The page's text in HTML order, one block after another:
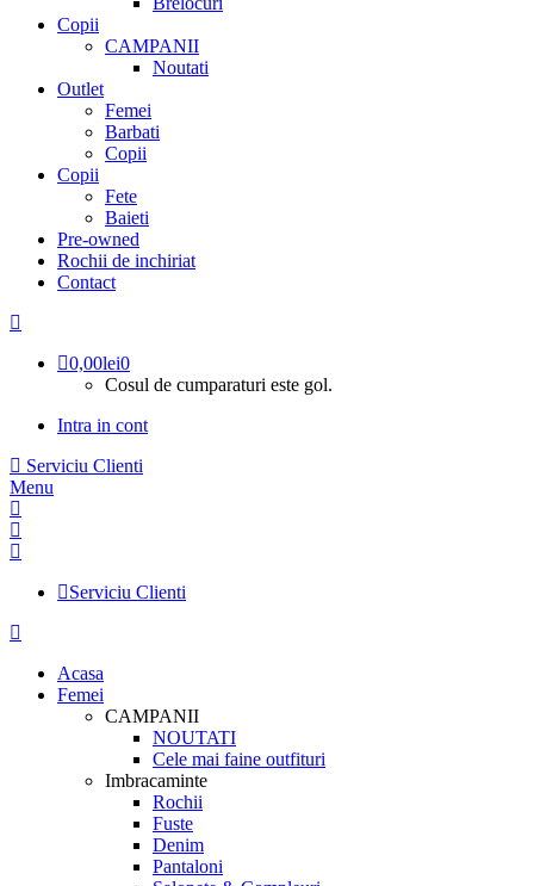
Copii
CAMPANII
Noutati
Outlet
Femei
Barbati
Copii
Copii
Fete
Baieti
Pre-owned
Rochii de inchiriat
Contact
0,00lei0
Cosul de cumparaturi este gol.
Intra in cont
Serviciu Clienti
Menu
Serviciu Clienti
Acasa
Femei
CAMPANII
NOUTATI
Cele mai faine outfituri
Imbracaminte
Rochii
Fuste
Denim
Pantaloni